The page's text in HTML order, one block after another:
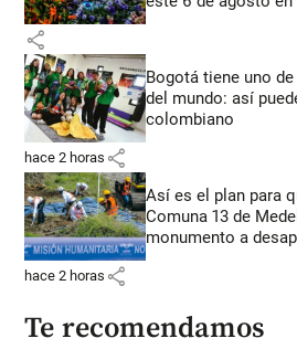
share
Bogotá tiene uno
del mundo: así
colombiano
hace 2 horas share
Así es el plan para
Comuna 13 de
monumento a
hace 2 horas share
Te recomendamos